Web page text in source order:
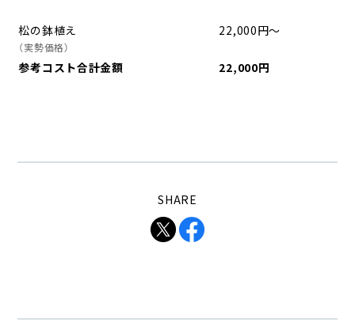
松の鉢植え
（実勢価格）
22,000円～
参考コスト合計金額 22,000円
SHARE